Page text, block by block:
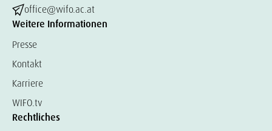
office@wifo.ac.at
Weitere Informationen
Presse
Kontakt
Karriere
WIFO.tv
Rechtliches